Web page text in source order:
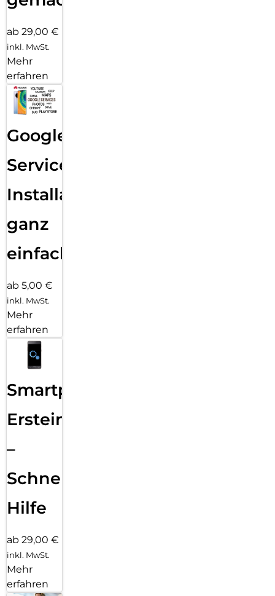
ab 29,00 €
inkl. MwSt.
Mehr
erfahren
Google
Services
Installation
ganz
einfach
ab 5,00 €
inkl. MwSt.
Mehr
erfahren
Smartphone
Ersteinrichtung
–
Schnelle
Hilfe
ab 29,00 €
inkl. MwSt.
Mehr
erfahren